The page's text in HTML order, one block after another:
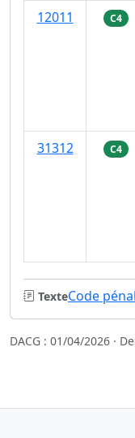
12011
C4
31312
C4
TexteCode pénal
DACG : 01/04/2026 ·